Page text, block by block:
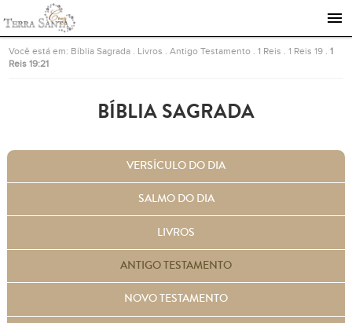
Ir para a página inicial
Você está em: Bíblia Sagrada Livros .Antigo Testamento .1 Reis .1 Reis 19 .1
Reis 19:21
BÍBLIA SAGRADA
VERSÍCULO DO DIA
SALMO DO DIA
LIVROS
ANTIGO TESTAMENTO
NOVO TESTAMENTO